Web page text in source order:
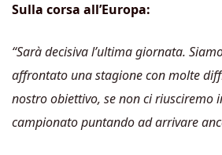
Sulla corsa all’Europa:
“Sarà decisiva l’ultima giornata.
affrontato una stagione con molte
nostro obiettivo, se non ci riusciremo
campionato puntando ad arrivare